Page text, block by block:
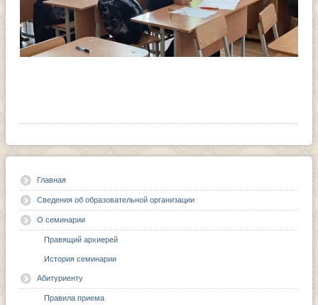
Главная
Сведения об образовательной организации
О семинарии
Правящий архиерей
История семинарии
Абитуриенту
Правила приема